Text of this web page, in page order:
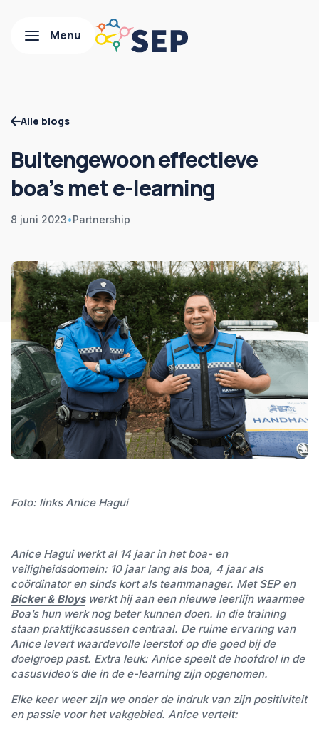
Alle blogs
Buitengewoon effectieve
boa’s met e-learning
8 juni 2023•Partnership
Foto: links Anice Hagui
Anice Hagui werkt al 14 jaar in het boa- en
veiligheidsdomein: 10 jaar lang als boa, 4 jaar als
coördinator en sinds kort als teammanager. Met SEP en
Bicker & Bloyswerkt hij aan een nieuwe leerlijn waarmee
Boa’s hun werk nog beter kunnen doen. In die training
staan praktijkcasussen centraal. De ruime ervaring van
Anice levert waardevolle leerstof op die goed bij de
doelgroep past. Extra leuk: Anice speelt de hoofdrol in de
casusvideo’s die in de e-learning zijn opgenomen.
Elke keer weer zijn we onder de indruk van zijn positiviteit
en passie voor het vakgebied. Anice vertelt: